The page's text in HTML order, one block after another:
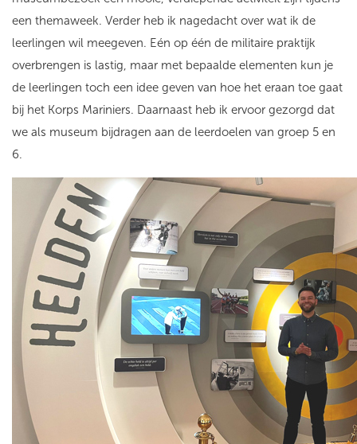
een themaweek. Verder heb ik nagedacht over wat ik de
leerlingen wil meegeven. Eén op één de militaire praktijk
overbrengen is lastig, maar met bepaalde elementen kun je
de leerlingen toch een idee geven van hoe het eraan toe gaat
bij het Korps Mariniers. Daarnaast heb ik ervoor gezorgd dat
we als museum bijdragen aan de leerdoelen van groep 5 en
6.